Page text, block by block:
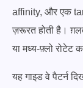
affinity, और एक
ज़रूरत होती है।
या मध्य-फ़्लो रोटेट
यह गाइड वे पैटर्न